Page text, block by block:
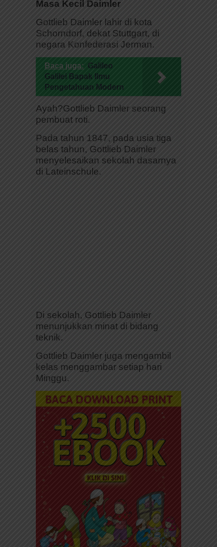
Masa Kecil Daimler
Gottlieb Daimler lahir di kota
Schorndorf, dekat Stuttgart, di
negara Konfederasi Jerman.
Baca juga: Galileo
Galilei Bapak Ilmu
Pengetahuan Modern
Ayah?Gottlieb Daimler seorang
pembuat roti.
Pada tahun 1847, pada usia tiga
belas tahun, Gottlieb Daimler
menyelesaikan sekolah dasarnya
di Lateinschule.
Di sekolah, Gottlieb Daimler
menunjukkan minat di bidang
teknik.
Gottlieb Daimler juga mengambil
kelas menggambar setiap hari
Minggu.